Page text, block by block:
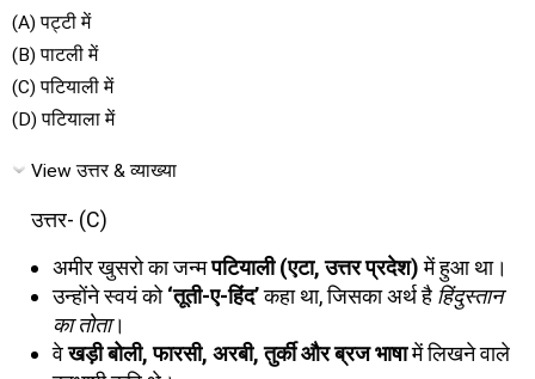
(A) पट्टी में
(B) पाटली में
(C) पटियाली में
(D) पटियाला में
View उत्तर & व्याख्या
उत्तर- (C)
अमीर खुसरो का जन्मपटियाली (एटा, उत्तर प्रदेश)में हुआ था।
उन्होंने स्वयं को‘तूती-ए-हिंद’कहा था, जिसका अर्थ है हिंदुस्तान
का तोता।
वेखड़ी बोली, फारसी, अरबी, तुर्की और ब्रज भाषामें लिखने वाले